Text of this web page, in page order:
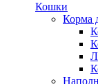
Кошки
Корма